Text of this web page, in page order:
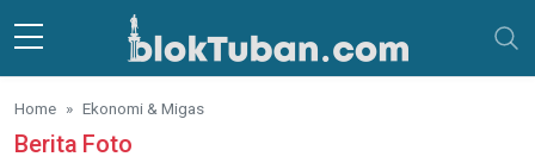
Skip to main content
Home Ekonomi & Migas
Berita Foto